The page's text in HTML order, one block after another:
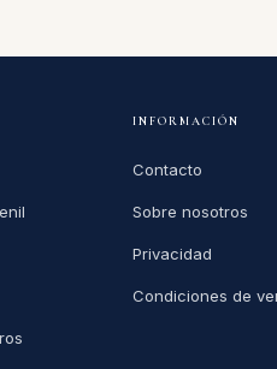
INFORMACIÓN
Contacto
Sobre nosotros
Privacidad
Condiciones de